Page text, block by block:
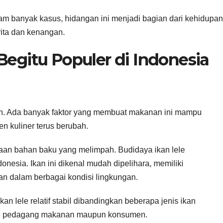
banyak kasus, hidangan ini menjadi bagian dari kehidupan
dan kenangan.
Populer di Indonesia
Ada banyak faktor yang membuat makanan ini mampu
kuliner terus berubah.
bahan baku yang melimpah. Budidaya ikan lele
Ikan ini dikenal mudah dipelihara, memiliki
dalam berbagai kondisi lingkungan.
lele relatif stabil dibandingkan beberapa jenis ikan
makanan maupun konsumen.